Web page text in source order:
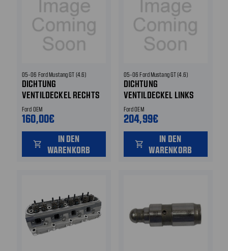
05-06 Ford Mustang GT (4.6)
DICHTUNG
VENTILDECKEL RECHTS
Ford OEM
160,00€
shopping_cart
IN DEN
WARENKORB
05-06 Ford Mustang GT (4.6)
DICHTUNG
VENTILDECKEL LINKS
Ford OEM
204,99€
shopping_cart
IN DEN
WARENKORB